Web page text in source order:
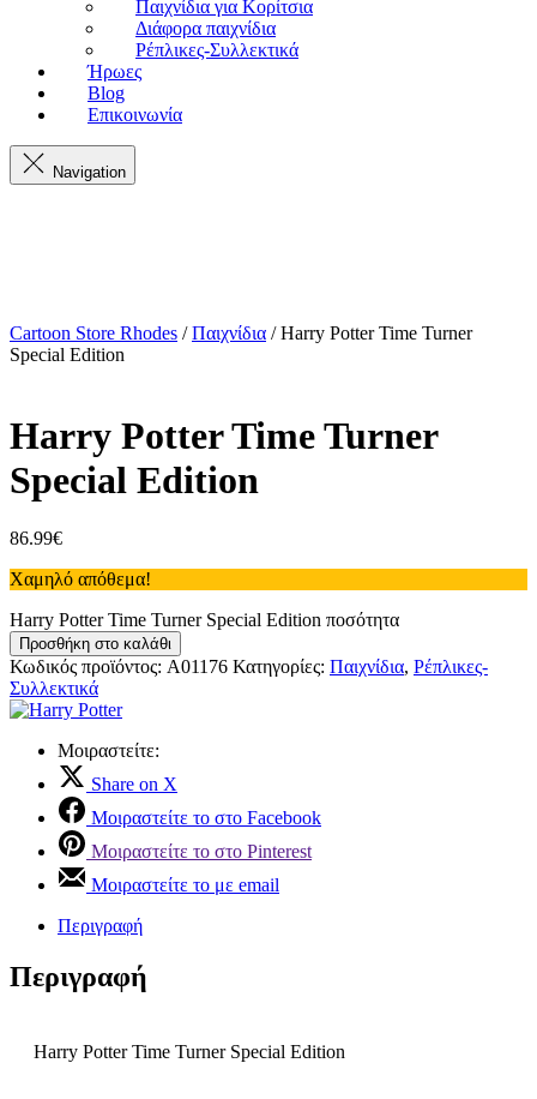
Παιχνίδια για Κορίτσια
Διάφορα παιχνίδια
Ρέπλικες-Συλλεκτικά
Ήρωες
Blog
Επικοινωνία
Navigation
Cartoon Store Rhodes /Παιχνίδια / Harry Potter Time Turner
Special Edition
Harry Potter Time Turner
Special Edition
86.99€
Χαμηλό απόθεμα!
Harry Potter Time Turner Special Edition ποσότητα
Προσθήκη στο καλάθι
Κωδικός προϊόντος: A01176 Κατηγορίες: Παιχνίδια, Ρέπλικες-
Συλλεκτικά
Μοιραστείτε:
Share on X
Μοιραστείτε το στο Facebook
Μοιραστείτε το στο Pinterest
Μοιραστείτε το με email
Περιγραφή
Περιγραφή
Harry Potter Time Turner Special Edition